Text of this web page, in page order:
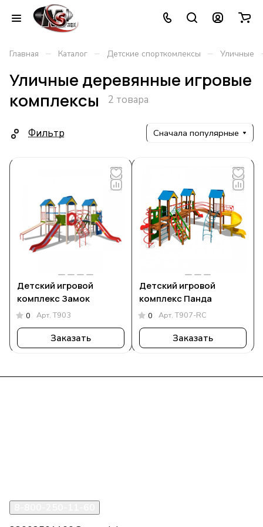
Главная – Каталог – Детские спорткомлексы – Уличные
Уличные деревянные игровые
комплексы
2 товара
Фильтр Сначала популярные
Детский игровой
комплекс Замок
0 Арт.Т903
Заказать
Детский игровой
комплекс Панда
0 Арт.Т907-RC
Заказать